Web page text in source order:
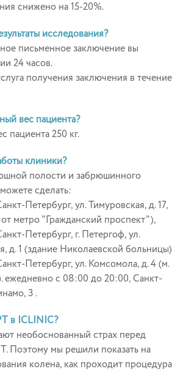
снижено на 15-20%.
исследования?
письменное заключение вы
24 часов.
получения заключения в течение
вес пациента?
пациента 250 кг.
клиники?
полости и забрюшинного
сделать:
Петербург, ул. Тимуровская, д. 17,
метро "Гражданский проспект"),
Петербург, г. Петергоф, ул.
д. 1 (здание Николаевской больницы)
Петербург, ул. Комсомола, д. 4 (м.
ежедневно с 08:00 до 20:00, Санкт-
3 .
в ICLINIC?
необоснованный страх перед
Поэтому мы решили показать на
колена, как проходит процедура